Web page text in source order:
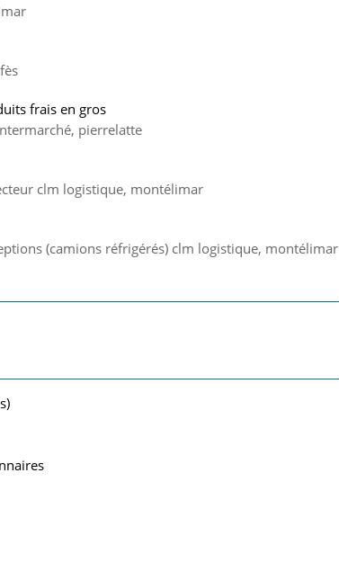
frais en gros
pierrelatte
clm logistique, montélimar
(camions réfrigérés) clm logistique, montélimar